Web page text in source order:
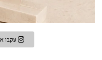
עקבו